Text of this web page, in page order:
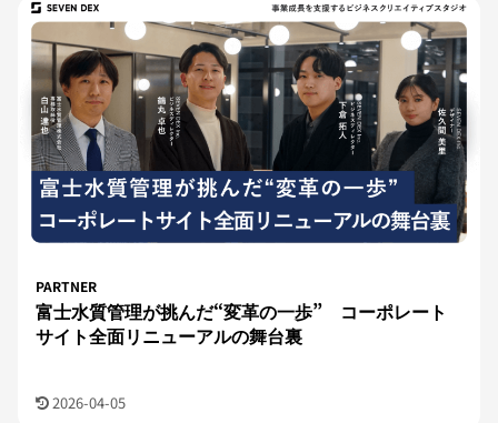
PARTNER
富士水質管理が挑んだ“変革の一歩” コーポレート
サイト全面リニューアルの舞台裏
2026-04-05